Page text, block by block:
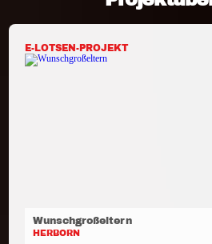
E-LOTSEN-PROJEKT
Wunschgroßeltern
HERBORN